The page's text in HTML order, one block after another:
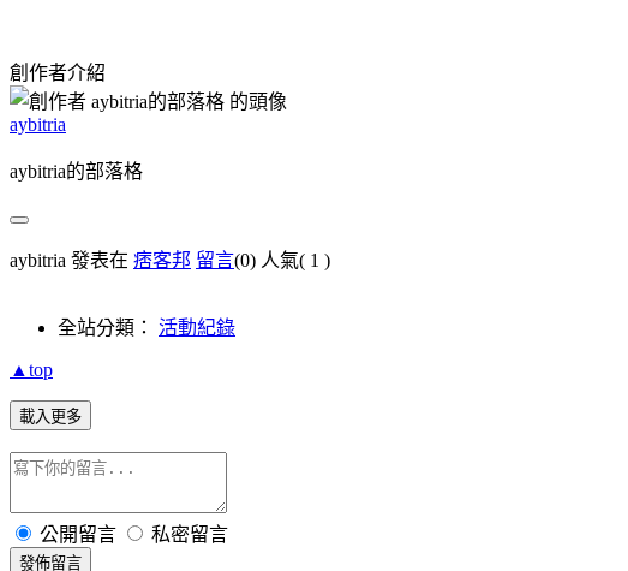
創作者介紹
aybitria
aybitria的部落格
aybitria 發表在 痞客邦 留言(0) 人氣( 1 )
全站分類： 活動紀錄
▲top
載入更多
公開留言 私密留言
發佈留言